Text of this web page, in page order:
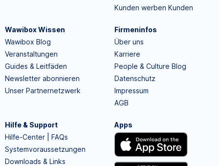
Kunden werben Kunden
Wawibox Wissen
Wawibox Blog
Veranstaltungen
Guides & Leitfäden
Newsletter abonnieren
Unser Partnernetzwerk
Firmeninfos
Über uns
Karriere
People & Culture Blog
Datenschutz
Impressum
AGB
Hilfe & Support
Hilfe-Center | FAQs
Systemvoraussetzungen
Downloads & Links
Apps